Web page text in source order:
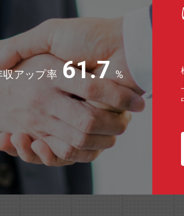
アップ率 61.7 %